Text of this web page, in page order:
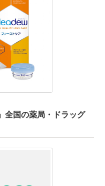
全国の薬局・ドラッグ